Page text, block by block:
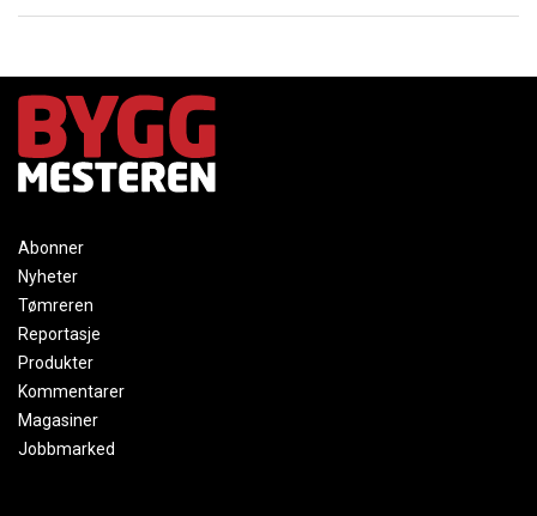
Abonner
Nyheter
Tømreren
Reportasje
Produkter
Kommentarer
Magasiner
Jobbmarked